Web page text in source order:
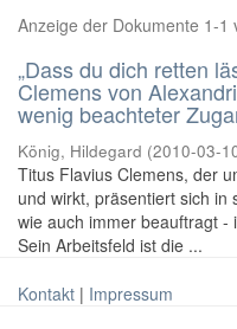
Anzeige der Dokumente 1-1
„Dass du dich retten
Clemens von
wenig beachteter
König, Hildegard (2010-03-
Titus Flavius Clemens, der
und wirkt, präsentiert sich in
wie auch immer beauftragt -
Sein Arbeitsfeld ist die ...
Kontakt | Impressum